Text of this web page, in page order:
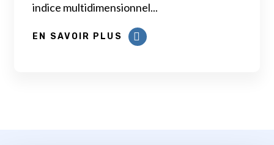
indice multidimensionnel...
EN SAVOIR PLUS